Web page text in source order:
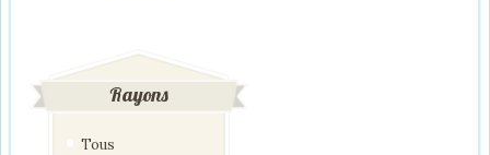
Rayons
Tous